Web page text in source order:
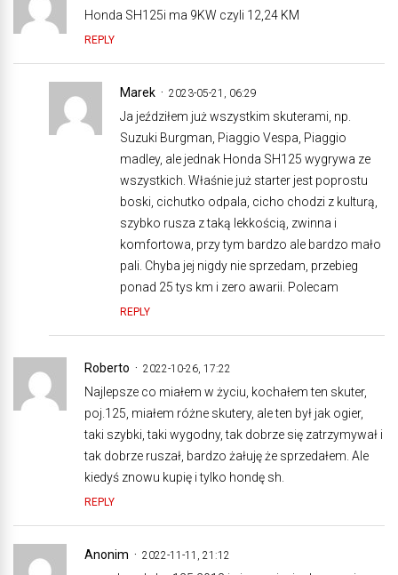
Honda SH125i ma 9KW czyli 12,24 KM
REPLY
Marek 2023-05-21, 06:29
Ja jeździłem już wszystkim skuterami, np.
Suzuki Burgman, Piaggio Vespa, Piaggio
madley, ale jednak Honda SH125 wygrywa ze
wszystkich. Właśnie już starter jest poprostu
boski, cichutko odpala, cicho chodzi z kulturą,
szybko rusza z taką lekkością, zwinna i
komfortowa, przy tym bardzo ale bardzo mało
pali. Chyba jej nigdy nie sprzedam, przebieg
ponad 25 tys km i zero awarii. Polecam
REPLY
Roberto 2022-10-26, 17:22
Najlepsze co miałem w życiu, kochałem ten skuter,
poj.125, miałem różne skutery, ale ten był jak ogier,
taki szybki, taki wygodny, tak dobrze się zatrzymywał i
tak dobrze ruszał, bardzo żałuję że sprzedałem. Ale
kiedyś znowu kupię i tylko hondę sh.
REPLY
Anonim 2022-11-11, 21:12